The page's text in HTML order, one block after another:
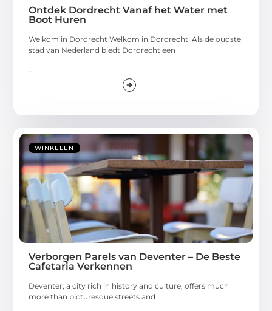
Ontdek Dordrecht Vanaf het Water met
Boot Huren
Welkom in Dordrecht Welkom in Dordrecht! Als de oudste
stad van Nederland biedt Dordrecht een
...
WINKELEN
Verborgen Parels van Deventer – De Beste
Cafetaria Verkennen
Deventer, a city rich in history and culture, offers much
more than picturesque streets and